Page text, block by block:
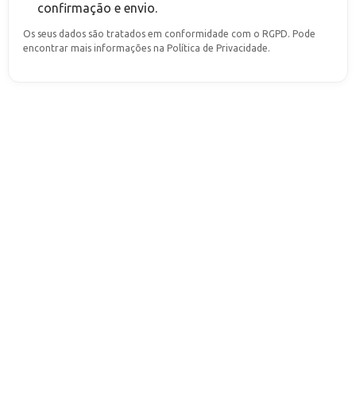
confirmação e envio.
Os seus dados são tratados em conformidade com o RGPD. Pode
encontrar mais informações na Política de Privacidade.